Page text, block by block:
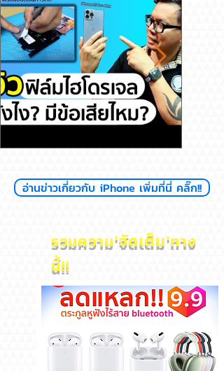
เสียไหม
ไหม?
อ่านข่าวเกี่ยวกับ iPhone เพิ่มที่นี่ คลิ๊ก!!
รวมความ'จัดเต็ม'ทาง
นี้!!